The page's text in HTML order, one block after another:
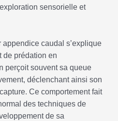
sensorielle et
caudal s’explique
de prédation en
perçoit souvent sa queue
déclenchant ainsi son
Ce comportement fait
des techniques de
de sa